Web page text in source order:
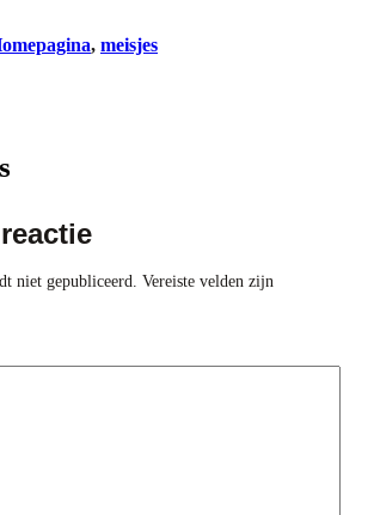
, meisjes
niet gepubliceerd. Vereiste velden zijn